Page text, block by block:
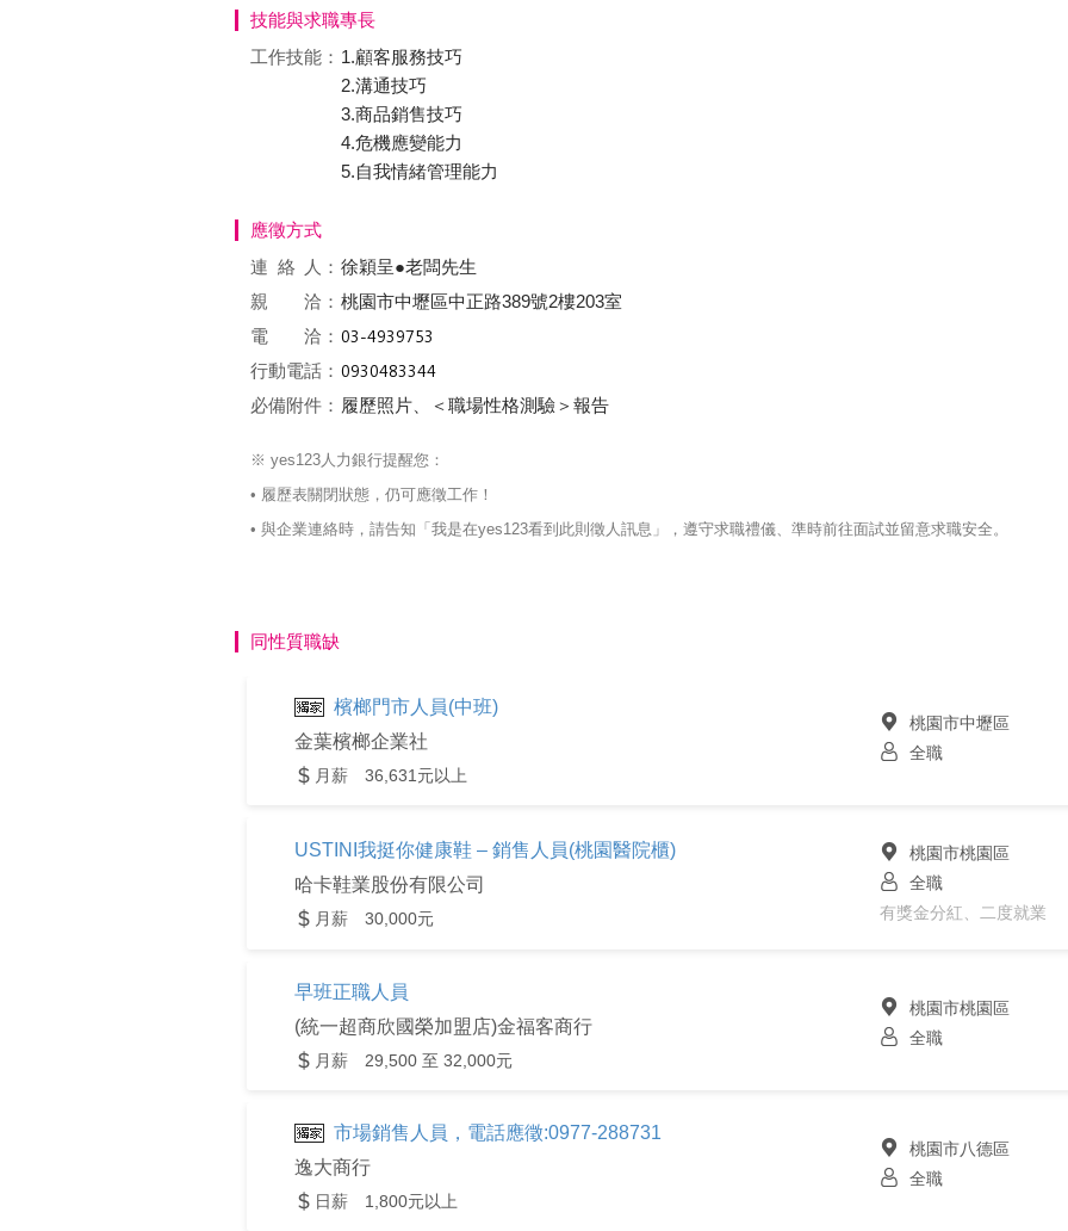
技能與求職專長
工作技能： 1.顧客服務技巧
2.溝通技巧
3.商品銷售技巧
4.危機應變能力
5.自我情緒管理能力
應徵方式
連絡
人： 徐穎呈●老闆先生
親 洽： 桃園市中壢區中正路389號2樓203室
電 洽：
行動電話：
必備附件： 履歷照片、＜職場性格測驗＞報告
※ yes123人力銀行提醒您：
• 履歷表關閉狀態，仍可應徵工作！
• 與企業連絡時，請告知「我是在yes123看到此則徵人訊息」，遵守求職禮儀、準時前往面試並留意求職安全。
同性質職缺
檳榔門市人員(中班)
金葉檳榔企業社
月薪 36,631元以上
桃園市中壢區
全職
USTINI我挺你健康鞋 – 銷售人員(桃園醫院櫃)
哈卡鞋業股份有限公司
月薪 30,000元
桃園市桃園區
全職
有獎金分紅、二度就業
早班正職人員
(統一超商欣國榮加盟店)金福客商行
月薪 29,500 至 32,000元
桃園市桃園區
全職
市場銷售人員，電話應徵:0977-288731
逸大商行
日薪 1,800元以上
桃園市八德區
全職